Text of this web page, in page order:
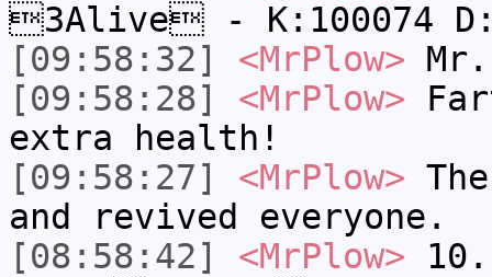
3Alive - K:100074
[09:58:32]
<MrPlow>
[09:58:28]
<MrPlow>
extra health!
[09:58:27]
<MrPlow>
and revived everyone.
[08:58:42]
<MrPlow>